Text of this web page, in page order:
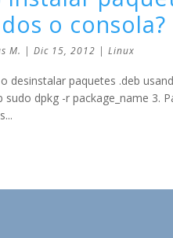
o consola?
M. |Dic 15, 2012 |Linux
desinstalar paquetes .deb
sudo dpkg -r package_name 3.